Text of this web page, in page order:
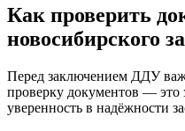
Как проверить
новосибирского
Перед заключением ДДУ
проверку документов — это
уверенность в надёжности